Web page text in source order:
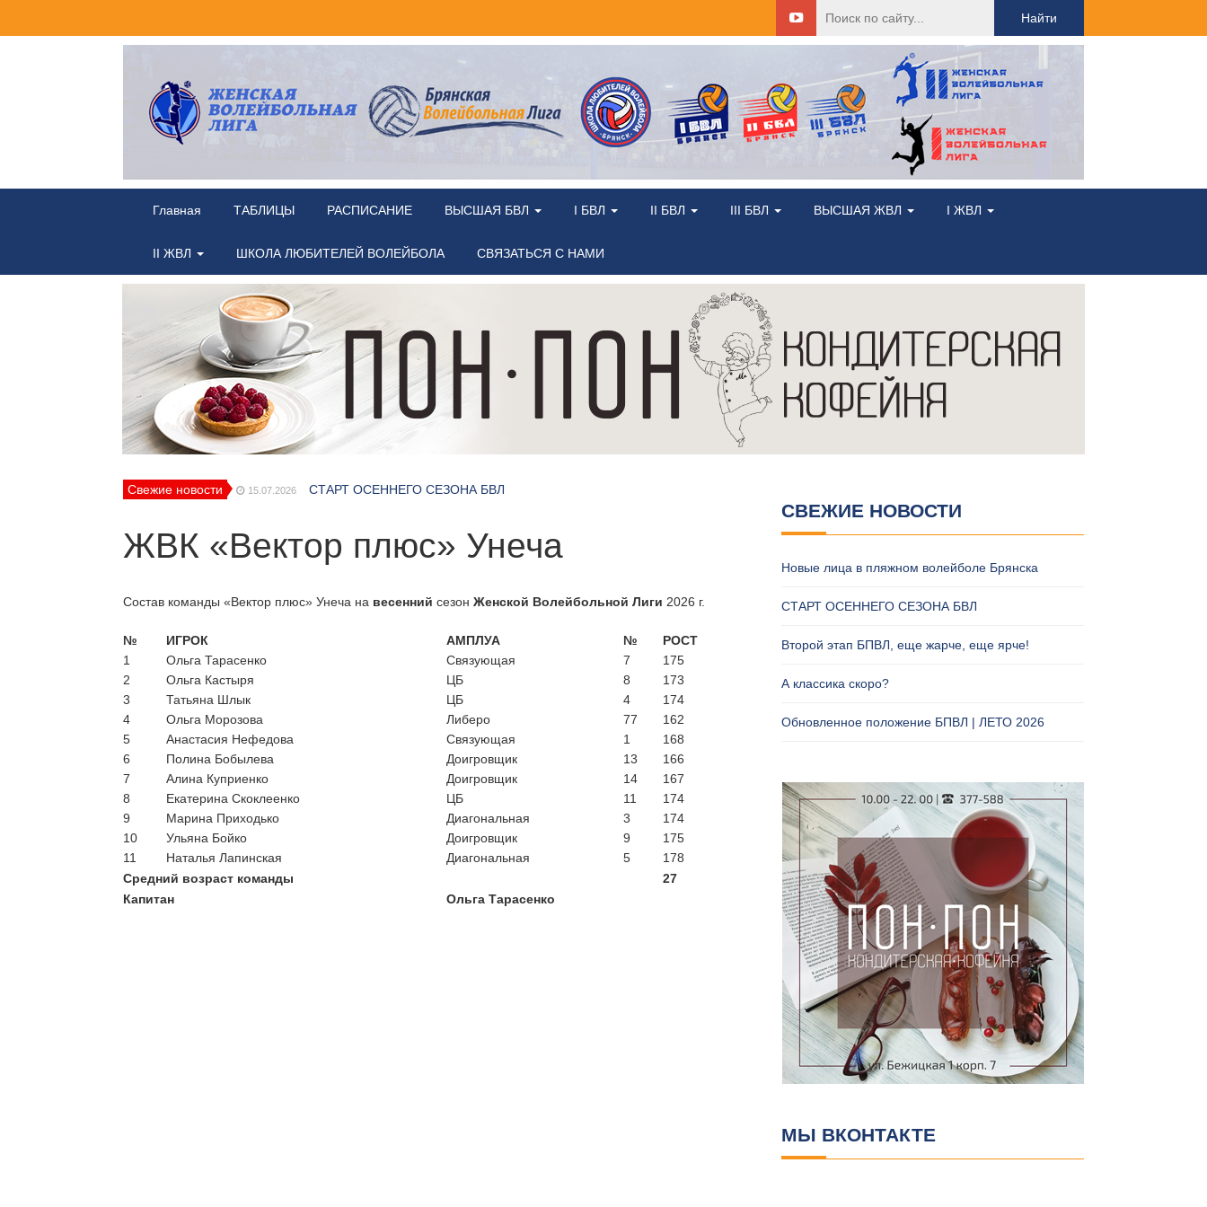
Главная ТАБЛИЦЫ РАСПИСАНИЕ ВЫСШАЯ БВЛ I БВЛ II БВЛ III БВЛ ВЫСШАЯ ЖВЛ I ЖВЛ
II ЖВЛ ШКОЛА ЛЮБИТЕЛЕЙ ВОЛЕЙБОЛА СВЯЗАТЬСЯ С НАМИ
Свежие новости 15.07.2026 СТАРТ ОСЕННЕГО СЕЗОНА БВЛ
06.07.2026
06.07.2026 Обновленное положение БПВЛ | ЛЕТО 2026
ЖВК «Вектор плюс» Унеча
Состав команды «Вектор плюс» Унеча на весенний сезон Женской Волейбольной Лиги 2026 г.
№ ИГРОК АМПЛУА №
РОСТ
1
Ольга Тарасенко Связующая 7
175
2
Ольга Кастыря ЦБ 8
173
3
Татьяна Шлык ЦБ 4
174
4
Ольга Морозова Либеро 77
162
5
Анастасия Нефедова Связующая 1
168
6
Полина Бобылева Доигровщик 13
166
7
Алина Куприенко Доигровщик 14
167
8
Екатерина Скоклеенко ЦБ 11
174
9
Марина Приходько Диагональная 3
174
10
Ульяна Бойко Доигровщик 9
175
11
Наталья Лапинская Диагональная 5
178
Средний возраст команды
27
Капитан
Ольга Тарасенко
СВЕЖИЕ НОВОСТИ
Новые лица в пляжном волейболе Брянска
СТАРТ ОСЕННЕГО СЕЗОНА БВЛ
Второй этап БПВЛ, еще жарче, еще ярче!
А классика скоро?
Обновленное положение БПВЛ | ЛЕТО 2026
МЫ ВКОНТАКТЕ